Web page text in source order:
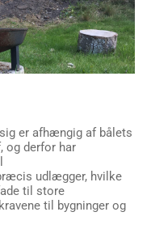
er afhængig af bålets
og derfor har
udlægger, hvilke
til store
til bygninger og